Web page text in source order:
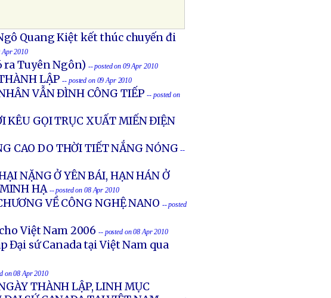
Quang Kiệt kết thúc chuyến đi
Apr 2010
ra Tuyên Ngôn) -- posted on 09 Apr 2010
LẬP -- posted on 09 Apr 2010
VẪN ĐÌNH CÔNG TIẾP -- posted on
KÊU GỌI TRỤC XUẤT MIẾN ĐIỆN
CAO DO THỜI TIẾT NẮNG NÓNG --
NẶNG Ở YÊN BÁI, HẠN HÁN Ở
HẠ -- posted on 08 Apr 2010
VỀ CÔNG NGHỆ NANO -- posted
Việt Nam 2006 -- posted on 08 Apr 2010
Đại sứ Canada tại Việt Nam qua
on 08 Apr 2010
THÀNH LẬP, LINH MỤC